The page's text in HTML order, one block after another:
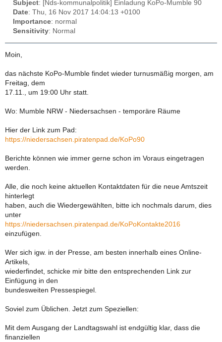
Subject: [Nds-kommunalpolitik] Einladung KoPo-Mumble 90
Date: Thu, 16 Nov 2017 14:04:13 +0100
Importance: normal
Sensitivity: Normal
Moin,
das nächste KoPo-Mumble findet wieder turnusmäßig morgen, am
Freitag, dem
17.11., um 19:00 Uhr statt.
Wo: Mumble NRW - Niedersachsen - temporäre Räume
Hier der Link zum Pad:
https://niedersachsen.piratenpad.de/KoPo90
Berichte können wie immer gerne schon im Voraus eingetragen
werden.
Alle, die noch keine aktuellen Kontaktdaten für die neue Amtszeit
hinterlegt
haben, auch die Wiedergewählten, bitte ich nochmals darum, dies
unter
https://niedersachsen.piratenpad.de/KoPoKontakte2016
einzufügen.
Wer sich igw. in der Presse, am besten innerhalb eines Online-
Artikels,
wiederfindet, schicke mir bitte den entsprechenden Link zur
Einfügung in den
bundesweiten Pressespiegel.
Soviel zum Üblichen. Jetzt zum Speziellen:
Mit dem Ausgang der Landtagswahl ist endgültig klar, dass die
finanziellen